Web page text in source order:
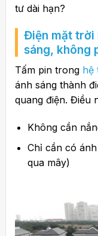
tư dài hạn?
Điện mặt trời
sáng, không
Tấm pin trong hệ
ánh sáng thành
quang điện. Điều
Không cần
Chỉ cần có
qua mây)